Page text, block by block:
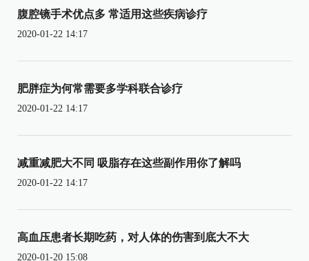
腹腔镜手术优点多 常适用这些疾病诊疗
2020-01-22 14:17
肥胖症为何常需要多学科联合诊疗
2020-01-22 14:17
减重减肥大不同 吸脂存在这些副作用你了解吗
2020-01-22 14:17
高血压患者长期吃药，对人体的伤害到底大不大
2020-01-20 15:08